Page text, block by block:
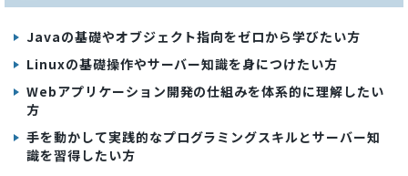
Javaの基礎やオブジェクト指向をゼロから学びたい方
Linuxの基礎操作やサーバー知識を身につけたい方
Webアプリケーション開発の仕組みを体系的に理解したい
方
手を動かして実践的なプログラミングスキルとサーバー知
識を習得したい方